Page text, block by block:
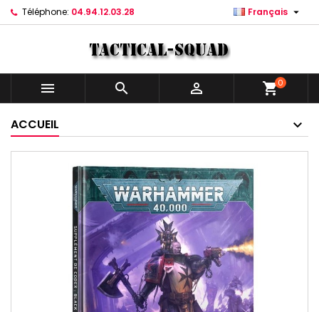
Téléphone: 04.94.12.03.28 Français 
   shopping_cart0
ACCUEIL